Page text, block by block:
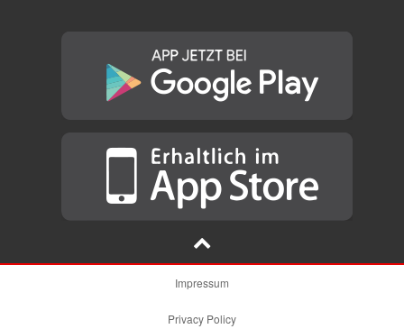
Impressum
Privacy Policy